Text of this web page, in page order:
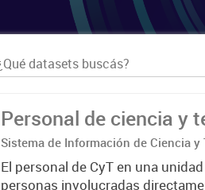
Personal de ciencia y
Sistema de Información de Ciencia
El personal de CyT en una
personas involucradas